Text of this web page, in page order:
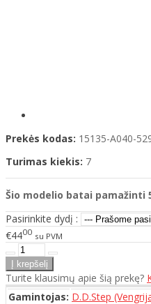
Prekės kodas: 15135-A040-
Turimas kiekis: 7
Šio modelio batai pamažinti
Pasirinkite dydį :
€4400 su PVM
Turite klausimų apie šią prekę?
Gamintojas: D.D.Step